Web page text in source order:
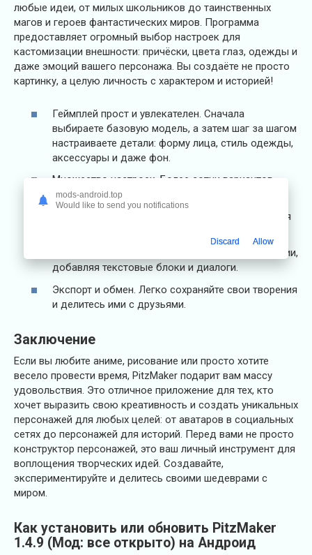
любые идеи, от милых школьников до таинственных
магов и героев фантастических миров. Программа
предоставляет огромный выбор настроек для
кастомизации внешности: причёски, цвета глаз, одежды и
даже эмоций вашего персонажа. Вы создаёте не просто
картинку, а целую личность с характером и историей!
Геймплей прост и увлекателен. Сначала
выбираете базовую модель, а затем шаг за шагом
настраиваете детали: форму лица, стиль одежды,
аксессуары и даже фон.
Множество настроек. Более сотни вариантов
причёсок, нарядов и аксессуаров.
Выражение эмоций. Настройка мимики и поз для
Комикс-режим. Создавайте собственные истории,
добавляя текстовые блоки и диалоги.
Экспорт и обмен. Легко сохраняйте свои творения
и делитесь ими с друзьями.
Заключение
Если вы любите аниме, рисование или просто хотите
весело провести время, PitzMaker подарит вам массу
удовольствия. Это отличное приложение для тех, кто
хочет выразить свою креативность и создать уникальных
персонажей для любых целей: от аватаров в социальных
сетях до персонажей для историй. Перед вами не просто
конструктор персонажей, это ваш личный инструмент для
воплощения творческих идей. Создавайте,
экспериментируйте и делитесь своими шедеврами с
миром.
Как установить или обновить PitzMaker
1.4.9 (Мод: все открыто) на Андроид
mods-android.top
Would like to send you notifications
Discard Allow